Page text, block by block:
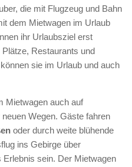
die mit Flugzeug und Bahn
dem Mietwagen im Urlaub
ihr Urlaubsziel erst
Restaurants und
sie im Urlaub und auch
Mietwagen auch auf
Wegen. Gäste fahren
oder durch weite blühende
ins Gebirge über
Erlebnis sein. Der Mietwagen